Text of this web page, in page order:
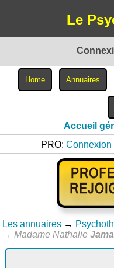
Le
Accueil
PRO: Connexion
Les annuaires →
→ Madame Nathalie